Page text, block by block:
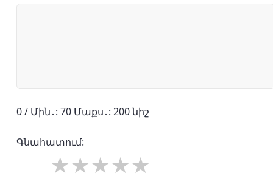
0 / Մին․: 70 Մաքս․: 200 նիշ
Գնահատում: